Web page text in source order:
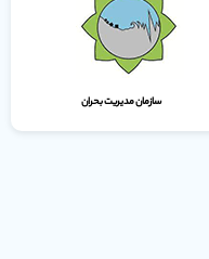
سازمان مدیریت بحران